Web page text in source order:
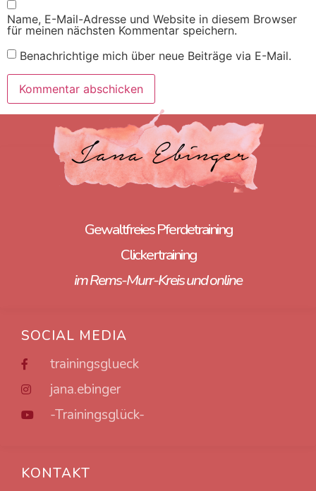
Name, E-Mail-Adresse und Website in diesem Browser
für meinen nächsten Kommentar speichern.
Benachrichtige mich über neue Beiträge via E-Mail.
KONTAKT
SOCIAL MEDIA
trainingsglueck
jana.ebinger
-Trainingsglück-
Gewaltfreies Pferdetraining
Clickertraining
im Rems-Murr-Kreis und online